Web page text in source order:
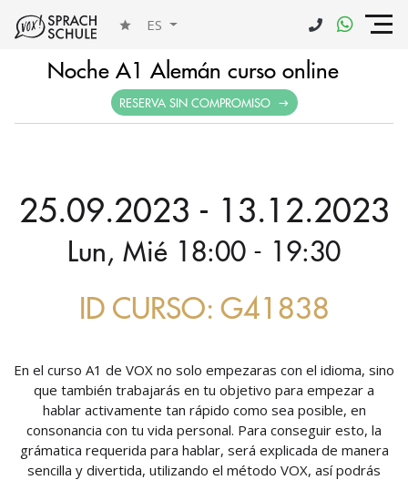
ES
Noche A1 Alemán curso online
RESERVA SIN COMPROMISO
25.09.2023 - 13.12.2023
Lun, Mié 18:00 - 19:30
ID CURSO: G41838
En el curso A1 de VOX no solo empezaras con el idioma, sino
que también trabajarás en tu objetivo para empezar a
hablar activamente tan rápido como sea posible, en
consonancia con tu vida personal. Para conseguir esto, la
grámatica requerida para hablar, será explicada de manera
sencilla y divertida, utilizando el método VOX, así podrás